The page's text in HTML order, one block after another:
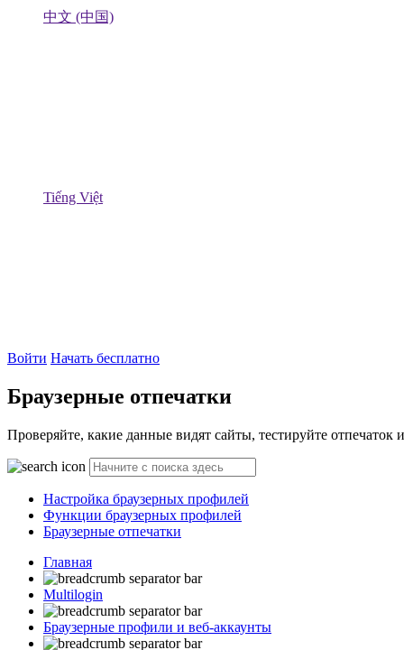
中文 (中国)
Tiếng Việt
Войти Начать бесплатно
Браузерные отпечатки
Проверяйте, какие данные видят сайты, тестируйте отпечаток
Настройка браузерных профилей
Функции браузерных профилей
Браузерные отпечатки
Главная
Multilogin
Браузерные профили и веб-аккаунты